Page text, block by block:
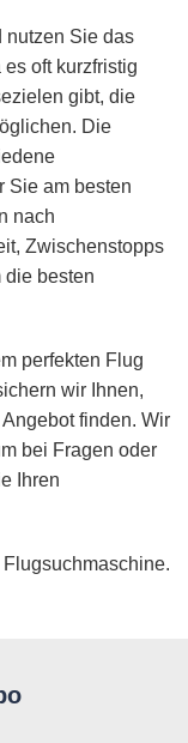
nutzen Sie das
oft kurzfristig
gibt, die
Die
Sie am besten
nach
Zwischenstopps
die besten
perfekten Flug
wir Ihnen,
finden. Wir
bei Fragen oder
Ihren